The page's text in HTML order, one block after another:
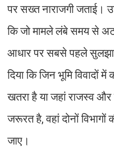
पर सख्त नाराजगी जताई।
कि जो मामले लंबे समय से
आधार पर सबसे पहले
दिया कि जिन भूमि विवादों
खतरा है या जहां राजस्व और
जरूरत है, वहां दोनों
जाए।